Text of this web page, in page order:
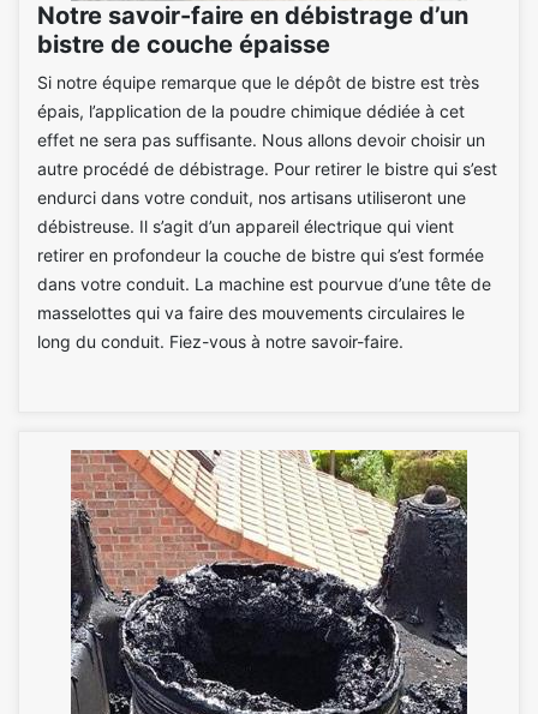
Notre savoir-faire en débistrage d’un
bistre de couche épaisse
Si notre équipe remarque que le dépôt de bistre est très
épais, l’application de la poudre chimique dédiée à cet
effet ne sera pas suffisante. Nous allons devoir choisir un
autre procédé de débistrage. Pour retirer le bistre qui s’est
endurci dans votre conduit, nos artisans utiliseront une
débistreuse. Il s’agit d’un appareil électrique qui vient
retirer en profondeur la couche de bistre qui s’est formée
dans votre conduit. La machine est pourvue d’une tête de
masselottes qui va faire des mouvements circulaires le
long du conduit. Fiez-vous à notre savoir-faire.